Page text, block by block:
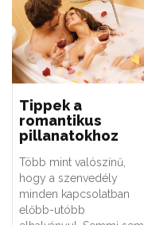
Tippek a
romantikus
pillanatokhoz
Több mint valószínű,
hogy a szenvedély
minden kapcsolatban
előbb-utóbb